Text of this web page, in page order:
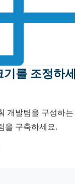
를 조정하
개발팀을 구성하
을 구축하세요.